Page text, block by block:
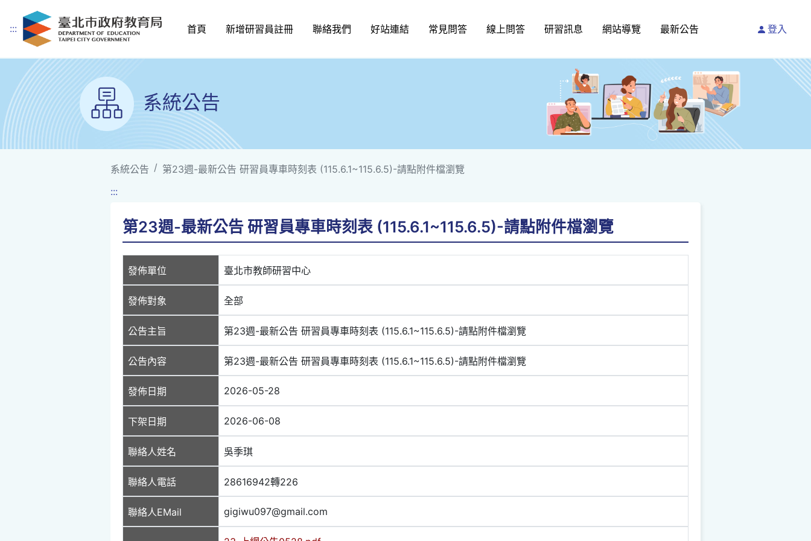
跳到主要內容
::: 首頁 新增研習員註冊 聯絡我們 好站連結 常見問答 線上問答 研習訊息 網站導覽 最新公告 登入
系統公告
系統公告
第23週-最新公告 研習員專車時刻表 (115.6.1~115.6.5)-請點附件檔瀏覽
:::
第23週-最新公告 研習員專車時刻表 (115.6.1~115.6.5)-請點附件檔瀏覽
發佈單位 臺北市教師研習中心
發佈對象 全部
公告主旨 第23週-最新公告 研習員專車時刻表 (115.6.1~115.6.5)-請點附件檔瀏覽
公告內容 第23週-最新公告 研習員專車時刻表 (115.6.1~115.6.5)-請點附件檔瀏覽
發佈日期 2026-05-28
下架日期 2026-06-08
聯絡人姓名 吳季琪
聯絡人電話 28616942轉226
聯絡人EMail gigiwu097@gmail.com